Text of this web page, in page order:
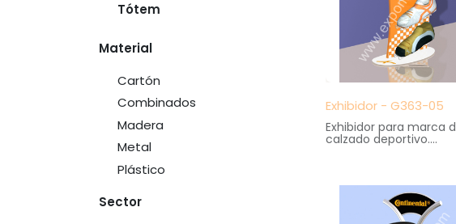
Tótem
Material
Cartón
Combinados
Madera
Metal
Plástico
Sector
Exhibidor - G363-05
Exhibidor para marca
calzado deportivo.
Realizado en madera,
20 cm. fondo X 82 cm.